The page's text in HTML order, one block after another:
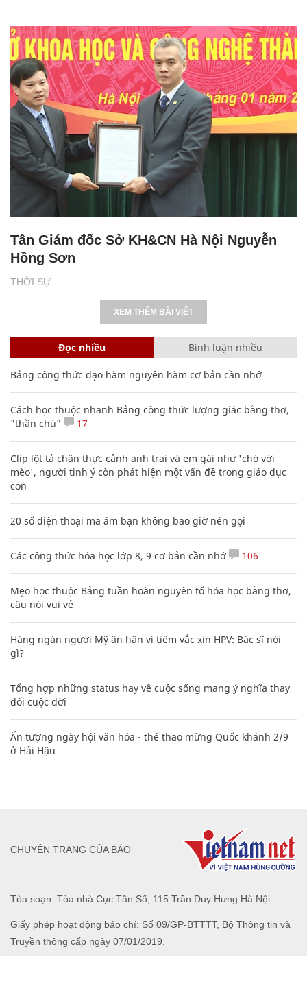
THỜI SỰ
Tân Giám đốc Sở KH&CN Hà Nội Nguyễn
Hồng Sơn
XEM THÊM BÀI VIẾT
Đọc nhiều Bình luận nhiều
Bảng công thức đạo hàm nguyên hàm cơ bản cần nhớ
Cách học thuộc nhanh Bảng công thức lượng giác bằng thơ,
"thần chú"
17
Clip lột tả chân thực cảnh anh trai và em gái như 'chó với
mèo', người tinh ý còn phát hiện một vấn đề trong giáo dục
con
20 số điện thoại ma ám bạn không bao giờ nên gọi
Các công thức hóa học lớp 8, 9 cơ bản cần nhớ 106
Mẹo học thuộc Bảng tuần hoàn nguyên tố hóa học bằng thơ,
câu nói vui vẻ
Hàng ngàn người Mỹ ân hận vì tiêm vắc xin HPV: Bác sĩ nói
gì?
Tổng hợp những status hay về cuộc sống mang ý nghĩa thay
đổi cuộc đời
Ấn tượng ngày hội văn hóa - thể thao mừng Quốc khánh 2/9
ở Hải Hậu
Tòa soạn: Tòa nhà Cục Tần Số, 115 Trần Duy Hưng Hà Nội
Giấy phép hoạt động báo chí: Số 09/GP-BTTTT, Bộ Thông tin và
Truyền thông cấp ngày 07/01/2019.
CHUYÊN TRANG CỦA BÁO